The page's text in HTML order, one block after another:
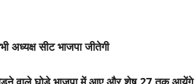
अध्यक्ष सीट भाजपा जीतेगी